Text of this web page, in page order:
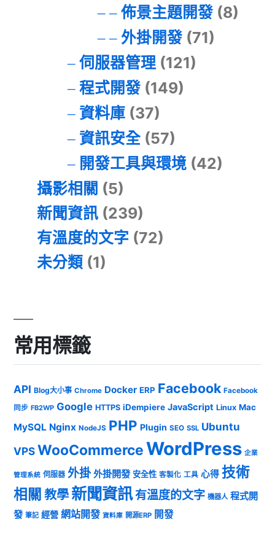
佈景主題開發(8)
外掛開發(71)
伺服器管理(121)
程式開發(149)
資料庫(37)
資訊安全(57)
開發工具與環境(42)
攝影相關 (5)
新聞資訊 (239)
有溫度的文字 (72)
未分類 (1)
常用標籤
API Blog大小事 Chrome Docker ERP Facebook Facebook
同步 FB2WP Google HTTPS iDempiere JavaScript Linux Mac
MySQL Nginx NodeJS PHP Plugin SEO SSL Ubuntu
VPSWooCommerceWordPress 企業
管理系統 伺服器 外掛 外掛開發 安全性 客製化 工具 心得 技術
相關 教學 新聞資訊有溫度的文字 機器人 程式開
發 筆記 經營 網站開發 資料庫 開源ERP 開發